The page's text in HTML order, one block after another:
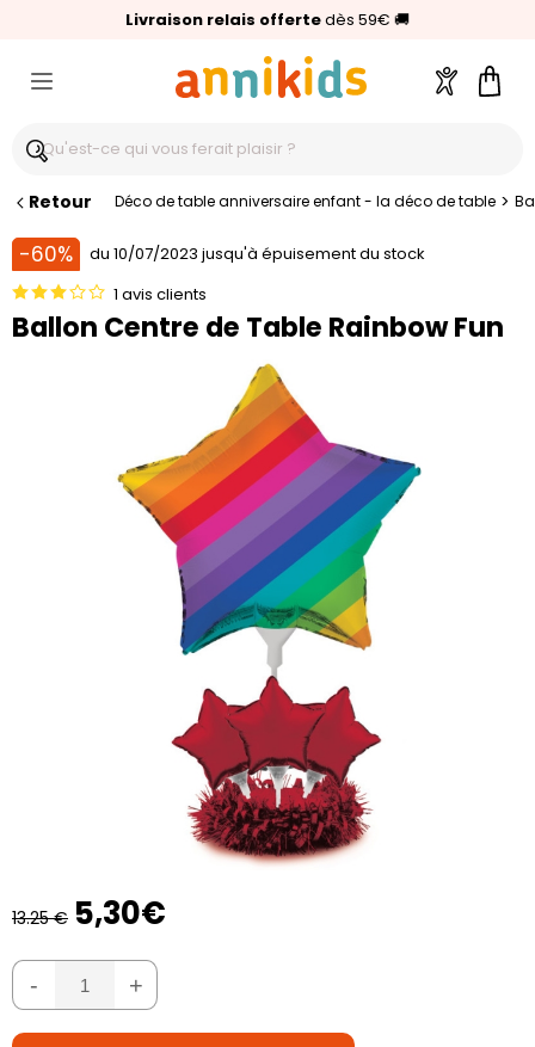
Livraison relais offertedès 59€ 🚚
🥇Palmarès Capital 2025 :Annikids N°1
⭐⭐⭐⭐⭐4,6/5(24 000 avis clients)
Compte
Retour Déco de table anniversaire enfant - la déco de table >
-60%
du 10/07/2023 jusqu'à épuisement du stock
1 avis clients
Ballon Centre de Table Rainbow Fun
13.25 € 5,30€
- +